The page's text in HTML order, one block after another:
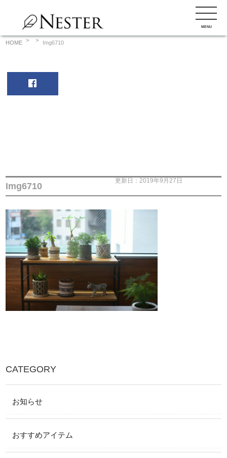
ン
MENU
HOME Img6710
更新日：2019年9月27日
Img6710
CATEGORY
お知らせ
おすすめアイテム